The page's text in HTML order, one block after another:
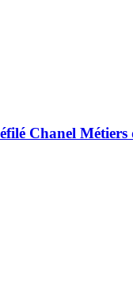
Chanel Métiers